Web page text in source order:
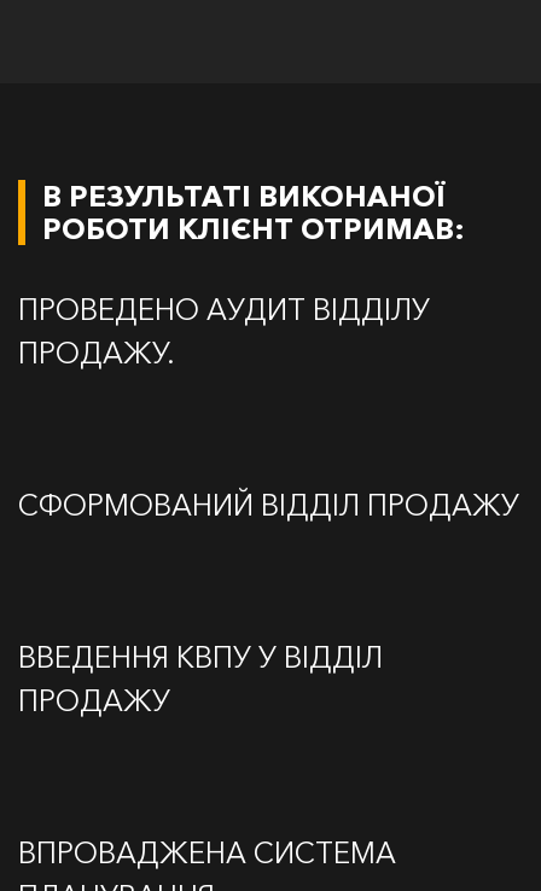
В РЕЗУЛЬТАТІ ВИКОНАНОЇ
РОБОТИ КЛІЄНТ ОТРИМАВ:
ПРОВЕДЕНО АУДИТ ВІДДІЛУ
ПРОДАЖУ.
СФОРМОВАНИЙ ВІДДІЛ ПРОДАЖУ
ВВЕДЕННЯ КВПУ У ВІДДІЛ
ПРОДАЖУ
ВПРОВАДЖЕНА СИСТЕМА